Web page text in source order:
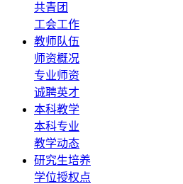
共青团
工会工作
教师队伍
师资概况
专业师资
诚聘英才
本科教学
本科专业
教学动态
研究生培养
学位授权点